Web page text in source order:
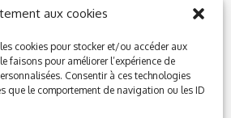
aux cookies
cookies pour stocker et/ou accéder aux
faisons pour améliorer l’expérience de
Consentir à ces technologies
que le comportement de navigation ou les ID